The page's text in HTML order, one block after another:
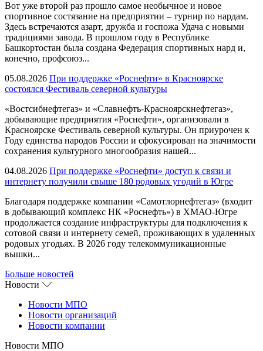
Вот уже второй раз прошло самое необычное и новое
спортивное состязание на предприятии – турнир по нардам.
Здесь встречаются азарт, дружба и госпожа Удача с новыми
традициями завода. В прошлом году в Республике
Башкортостан была создана Федерация спортивных нард и,
конечно, профсоюз...
05.08.2026 При поддержке «Роснефти» в Красноярске
состоялся Фестиваль северной культуры
«Востсибнефтегаз» и «Славнефть-Красноярскнефтегаз»,
добывающие предприятия «Роснефти», организовали в
Красноярске Фестиваль северной культуры. Он приурочен к
Году единства народов России и сфокусирован на значимости
сохранения культурного многообразия нашей...
04.08.2026 При поддержке «Роснефти» доступ к связи и
интернету получили свыше 180 родовых угодий в Югре
Благодаря поддержке компании «Самотлорнефтегаз» (входит
в добывающий комплекс НК «Роснефть») в ХМАО-Югре
продолжается создание инфраструктуры для подключения к
сотовой связи и интернету семей, проживающих в удаленных
родовых угодьях. В 2026 году телекоммуникационные
вышки...
Больше новостей
Новости
Новости МПО
Новости организаций
Новости компании
Новости МПО